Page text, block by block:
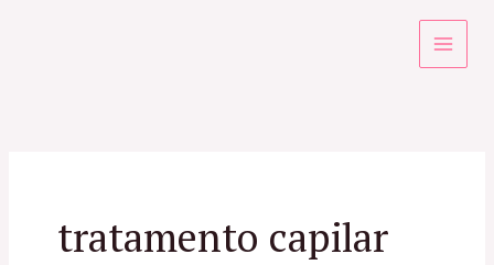
tratamento capilar